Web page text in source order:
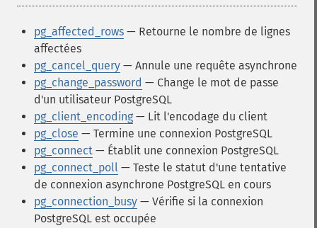
pg_affected_rows — Retourne le nombre de lignes
affectées
pg_cancel_query — Annule une requête asynchrone
pg_change_password — Change le mot de passe
d'un utilisateur PostgreSQL
pg_client_encoding — Lit l'encodage du client
pg_close — Termine une connexion PostgreSQL
pg_connect — Établit une connexion PostgreSQL
pg_connect_poll — Teste le statut d'une tentative
de connexion asynchrone PostgreSQL en cours
pg_connection_busy — Vérifie si la connexion
PostgreSQL est occupée